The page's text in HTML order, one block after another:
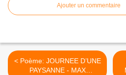
Ajouter un commentaire
< Poème: JOURNEE D’UNE
PAYSANNE - MAX